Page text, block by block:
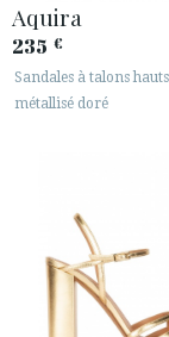
Aquira
235 €
Sandales à talons
métallisé doré